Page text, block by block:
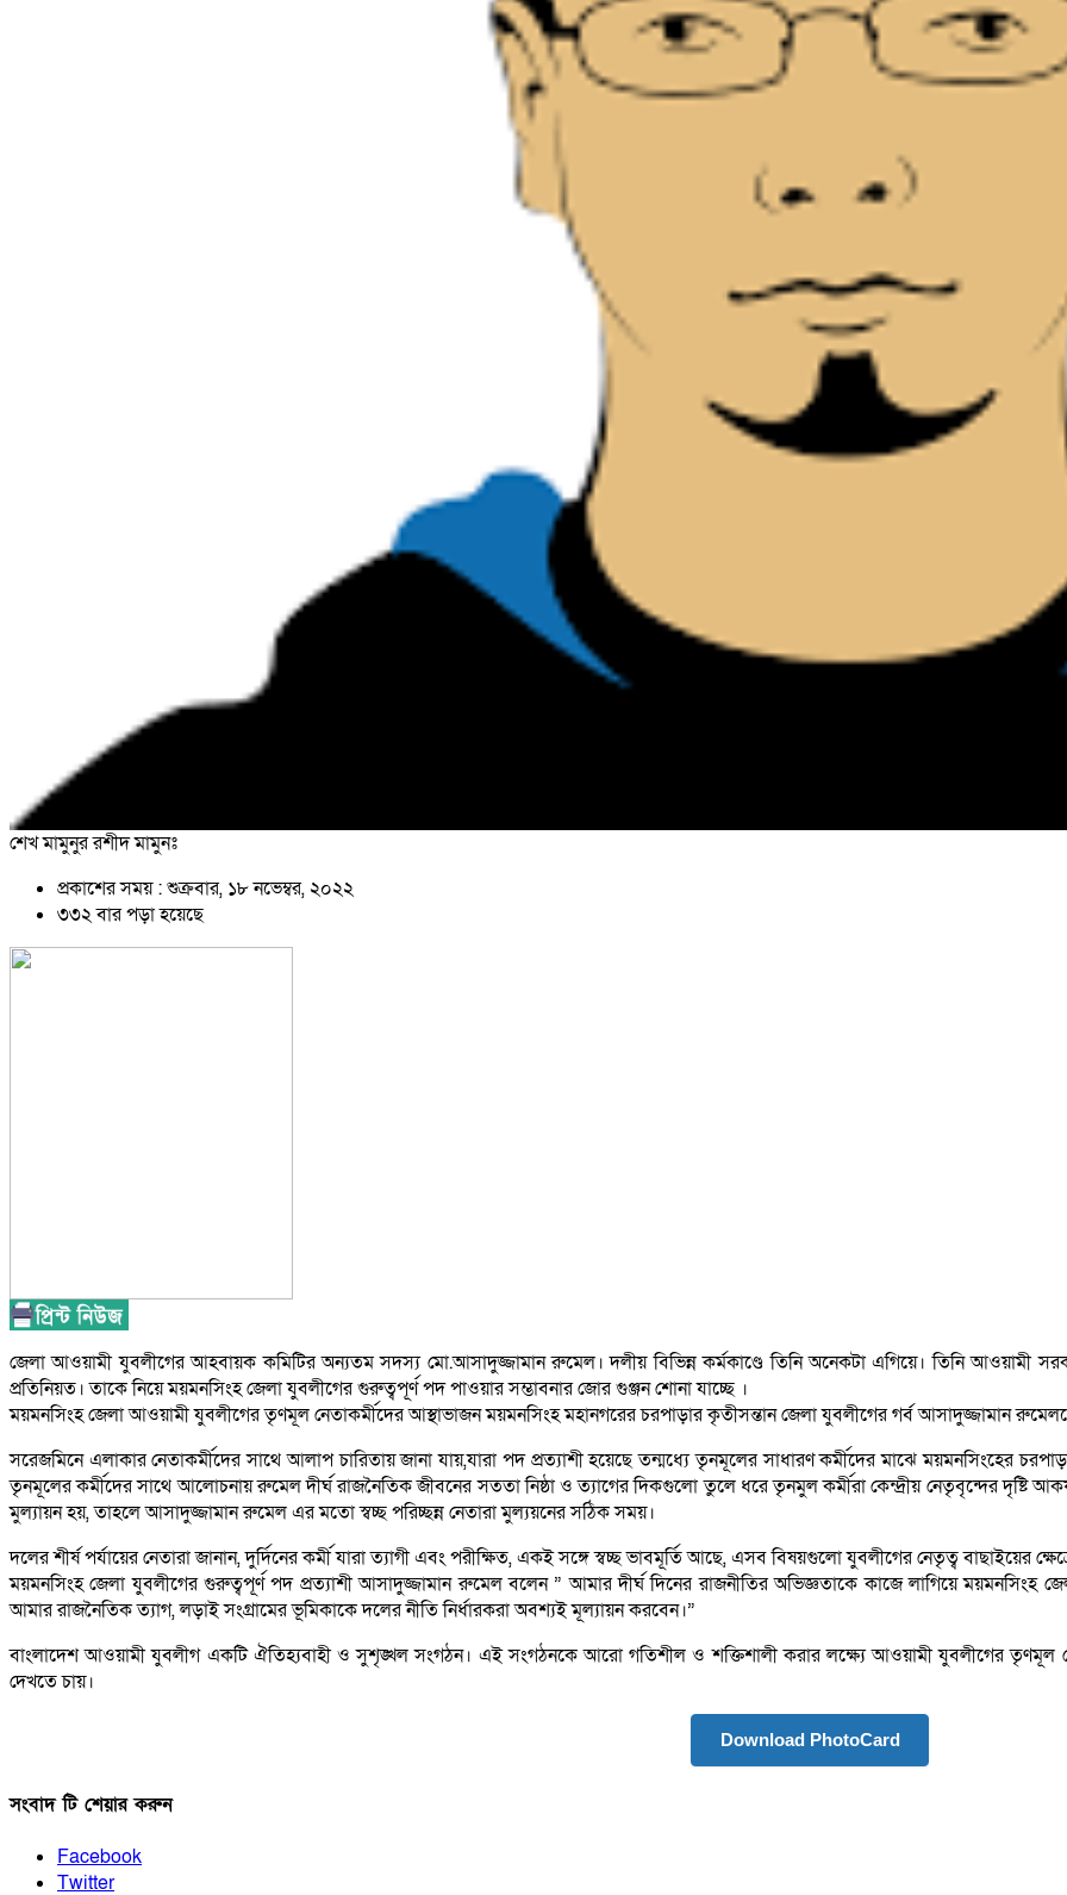
শেখ মামুনুর রশীদ মামুনঃ
প্রকাশের সময় : শুক্রবার, ১৮ নভেম্বর, ২০২২
৩৩২ বার পড়া হয়েছে
জেলা আওয়ামী যুবলীগের আহবায়ক কমিটির অন্যতম সদস্য মো.আসাদুজ্জামান রুমেল। দলীয় বিভিন্ন কর্মকাণ্ডে তিনি অনেকটা এগিয়ে। তিনি আওয়ামী
প্রতিনিয়ত। তাকে নিয়ে ময়মনসিংহ জেলা যুবলীগের গুরুত্বপূর্ণ পদ পাওয়ার সম্ভাবনার জোর গুঞ্জন শোনা যাচ্ছে ।
ময়মনসিংহ জেলা আওয়ামী যুবলীগের তৃণমূল নেতাকর্মীদের আস্থাভাজন ময়মনসিংহ মহানগরের চরপাড়ার কৃতীসন্তান জেলা যুবলীগের গর্ব আসাদুজ্জামান
সরেজমিনে এলাকার নেতাকর্মীদের সাথে আলাপ চারিতায় জানা যায়,যারা পদ প্রত্যাশী হয়েছে তন্মধ্যে তৃনমূলের সাধারণ কর্মীদের মাঝে ময়মনসিংহের
তৃনমূলের কর্মীদের সাথে আলোচনায় রুমেল দীর্ঘ রাজনৈতিক জীবনের সততা নিষ্ঠা ও ত্যাগের দিকগুলো তুলে ধরে তৃনমুল কর্মীরা কেন্দ্রীয় নেতৃবৃন্দের দৃষ্টি
মুল্যায়ন হয়, তাহলে আসাদুজ্জামান রুমেল এর মতো স্বচ্ছ পরিচ্ছন্ন নেতারা মুল্যয়নের সঠিক সময়।
দলের শীর্ষ পর্যায়ের নেতারা জানান, দুর্দিনের কর্মী যারা ত্যাগী এবং পরীক্ষিত, একই সঙ্গে স্বচ্ছ ভাবমূর্তি আছে, এসব বিষয়গুলো যুবলীগের নেতৃত্ব বাছাইয়ের
ময়মনসিংহ জেলা যুবলীগের গুরুত্বপূর্ণ পদ প্রত্যাশী আসাদুজ্জামান রুমেল বলেন ” আমার দীর্ঘ দিনের রাজনীতির অভিজ্ঞতাকে কাজে লাগিয়ে
আমার রাজনৈতিক ত্যাগ, লড়াই সংগ্রামের ভূমিকাকে দলের নীতি নির্ধারকরা অবশ্যই মূল্যায়ন করবেন।”
বাংলাদেশ আওয়ামী যুবলীগ একটি ঐতিহ্যবাহী ও সুশৃঙ্খল সংগঠন। এই সংগঠনকে আরো গতিশীল ও শক্তিশালী করার লক্ষ্যে আওয়ামী যুবলীগের তৃণমূল
দেখতে চায়।
Download PhotoCard
সংবাদ টি শেয়ার করুন
Facebook
Twitter